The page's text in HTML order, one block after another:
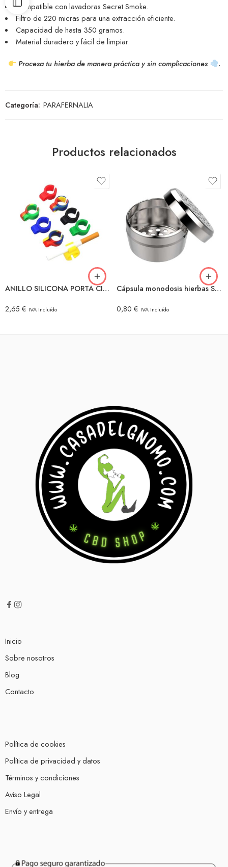
Compatible con lavadoras Secret Smoke.
Filtro de 220 micras para una extracción eficiente.
Capacidad de hasta 350 gramos.
Material duradero y fácil de limpiar.
Procesa tu hierba de manera práctica y sin complicaciones .
Categoría: PARAFERNALIA
Productos relacionados
ANILLO SILICONA PORTA CIGARROS
2,65 € IVA Incluído
Cápsula monodosis hierbas Storz & Bickel para Crafty y Mighty
0,80 € IVA Incluído
Inicio
Sobre nosotros
Blog
Contacto
Política de cookies
Política de privacidad y datos
Términos y condiciones
Aviso Legal
Envío y entrega